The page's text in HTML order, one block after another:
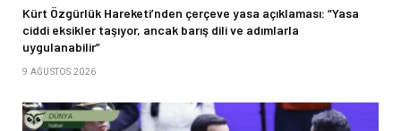
Kürt Özgürlük Hareketi’nden çerçeve yasa açıklaması: “Yasa
ciddi eksikler taşıyor, ancak barış dili ve adımlarla
uygulanabilir”
9 AĞUSTOS 2026